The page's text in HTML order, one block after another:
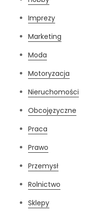
Imprezy
Marketing
Moda
Motoryzacja
Nieruchomości
Obcojęzyczne
Praca
Prawo
Przemysł
Rolnictwo
Sklepy